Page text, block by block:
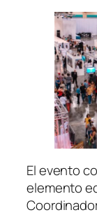
El evento
elemento